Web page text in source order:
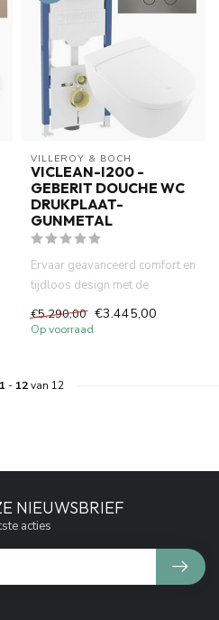
VILLEROY & BOCH
VICLEAN-I200 -
GEBERIT DOUCHE WC
DRUKPLAAT-
GUNMETAL
Ervaar geavanceerd comfort en
tijdloos design met de
ViClean-I 200 douche-wc van...
€5.290,00 €3.445,00
Op voorraad
1 - 12van 12
NIEUWSBRIEF
acties